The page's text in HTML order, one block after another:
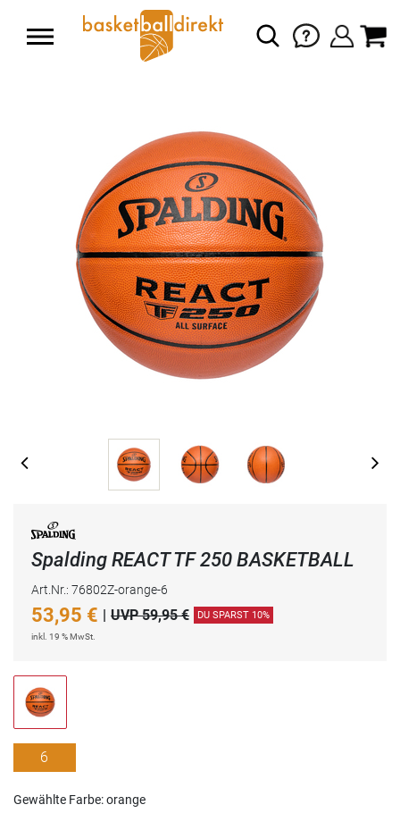
Spalding REACT TF 250 BASKETBALL
Art.Nr.: 76802Z-orange-6
53,95 € | UVP 59,95 € DU SPARST 10%
inkl. 19 % MwSt.
6
Gewählte Farbe: orange